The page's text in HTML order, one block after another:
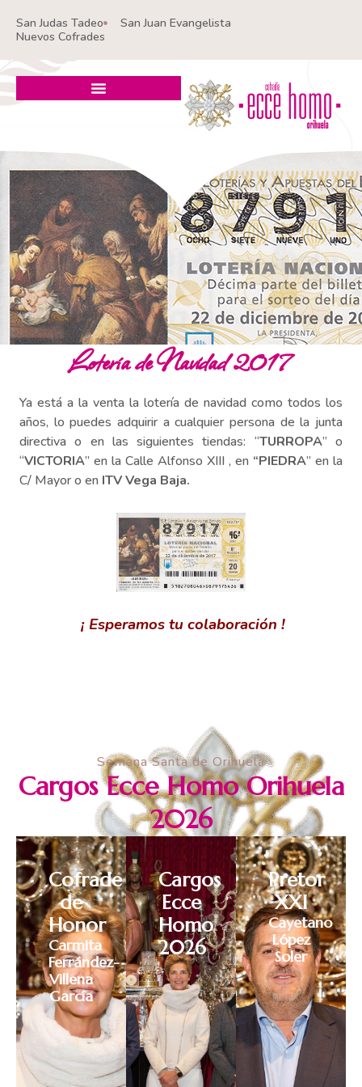
San Judas Tadeo
San Juan Evangelista
Nuevos Cofrades
Ya está a la venta la lotería de navidad como todos los
años, lo puedes adquirir a cualquier persona de la junta
directiva o en las siguientes tiendas: “TURROPA” o
“VICTORIA” en la Calle Alfonso XIII , en “PIEDRA” en la
C/ Mayor o en ITV Vega Baja.
¡ Esperamos tu colaboración !
Lotería de Navidad 2017
Semana Santa de Orihuela
Cargos Ecce Homo Orihuela
2026
Carmita
Ferrández-
Villena
García
Cofrade
de
Honor
Cargos
Ecce
Homo
2026
Cayetano
López
Soler
Pretor
XXI